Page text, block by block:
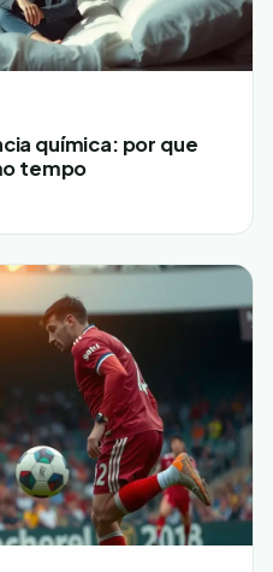
química: por que
tempo